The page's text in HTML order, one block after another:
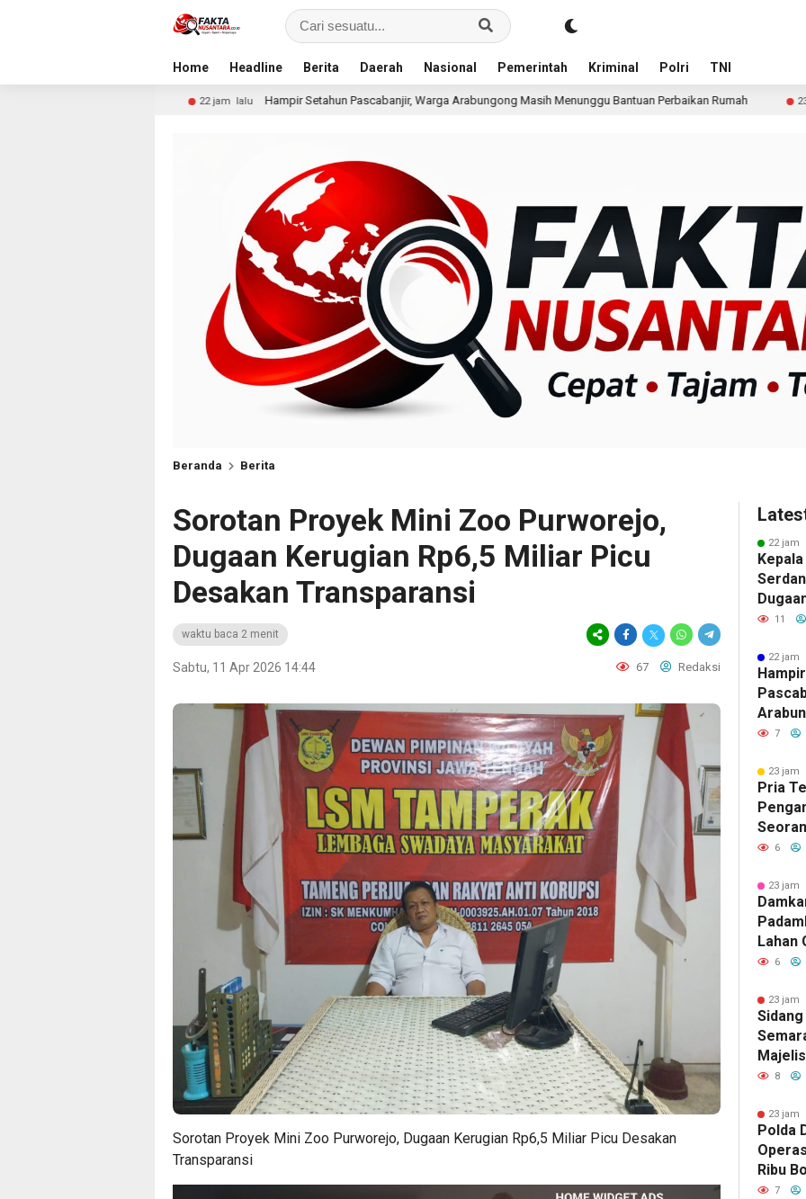
Home Headline Berita Daerah Nasional Pemerintah Kriminal Polri TNI
Hampir Setahun Pascabanjir, Warga Arabungong Masih Menunggu Bantuan Perbaikan Rumah 23 jam lalu Pria Terduga
Beranda Berita
Sorotan Proyek Mini Zoo Purworejo,
Dugaan Kerugian Rp6,5 Miliar Picu
Desakan Transparansi
waktu baca 2 menit
Sabtu, 11 Apr 2026 14:44 67 Redaksi
Sorotan Proyek Mini Zoo Purworejo, Dugaan Kerugian Rp6,5 Miliar Picu Desakan
Transparansi
22 jam
Jalur
11
22 jam
7
23 jam
Pria
Medan
6
23 jam
Lahan
6
23 jam
8
23 jam
Polda
Ribu
7